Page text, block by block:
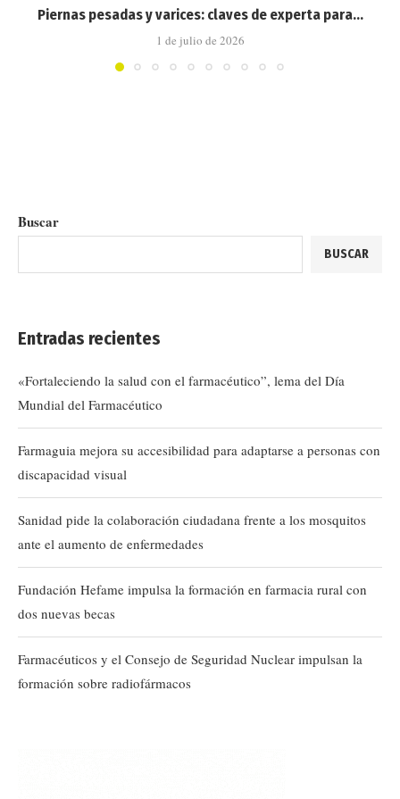
Piernas pesadas y varices: claves de experta para...
1 de julio de 2026
Buscar
BUSCAR
Entradas recientes
«Fortaleciendo la salud con el farmacéutico”, lema del Día
Mundial del Farmacéutico
Farmaguia mejora su accesibilidad para adaptarse a personas con
discapacidad visual
Sanidad pide la colaboración ciudadana frente a los mosquitos
ante el aumento de enfermedades
Fundación Hefame impulsa la formación en farmacia rural con
dos nuevas becas
Farmacéuticos y el Consejo de Seguridad Nuclear impulsan la
formación sobre radiofármacos